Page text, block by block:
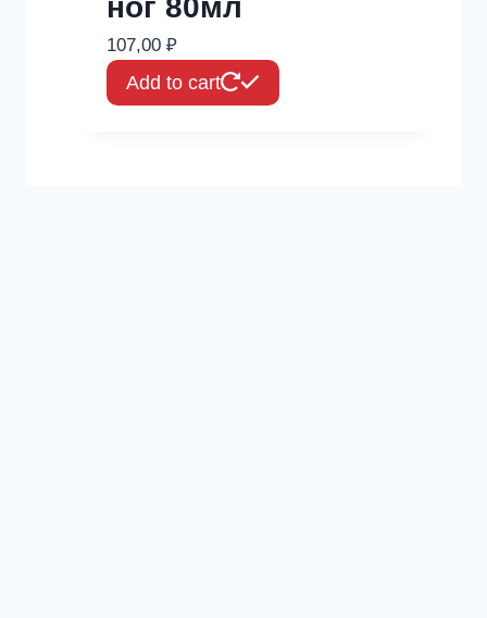
ног 80мл
107,00 ₽
Add to cart